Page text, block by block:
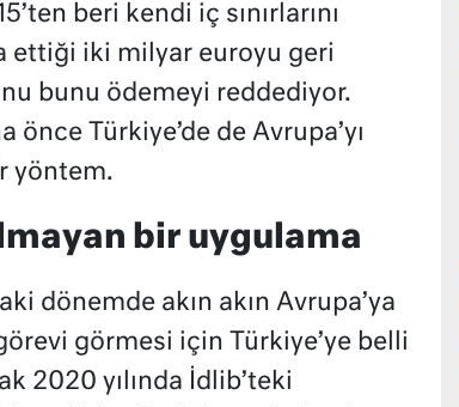
beri kendi iç sınırlarını
ettiği iki milyar euroyu geri
bunu ödemeyi reddediyor.
önce Türkiye’de de Avrupa’yı
yöntem.
bir uygulama
dönemde akın akın Avrupa’ya
görmesi için Türkiye’ye belli
2020 yılında İdlib’teki